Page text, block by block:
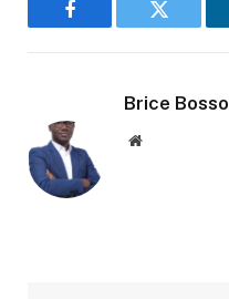
Facebook Twitter
Brice Bosso
Site